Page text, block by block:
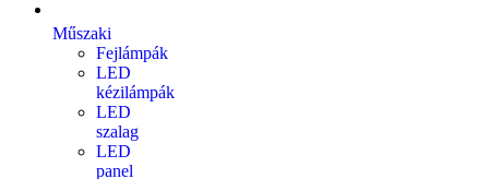
Műszaki
Fejlámpák
LED
kézilámpák
LED
szalag
LED
panel